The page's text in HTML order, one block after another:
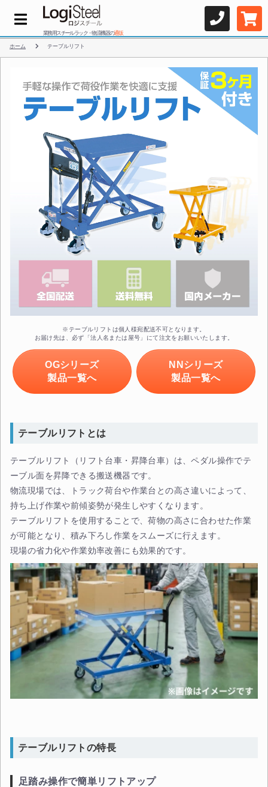
業務用スチールラック・物流機器の通販
ホーム テーブルリフト
※テーブルリフトは個人様宛配送不可となります。
お届け先は、必ず「法人名または屋号」にて注文をお願いいたします。
OGシリーズ
製品一覧へ
NNシリーズ
製品一覧へ
テーブルリフトとは
テーブルリフト（リフト台車・昇降台車）は、ペダル操作でテ
ーブル面を昇降できる搬送機器です。
物流現場では、トラック荷台や作業台との高さ違いによって、
持ち上げ作業や前傾姿勢が発生しやすくなります。
テーブルリフトを使用することで、荷物の高さに合わせた作業
が可能となり、積み下ろし作業をスムーズに行えます。
現場の省力化や作業効率改善にも効果的です。
テーブルリフトの特長
足踏み操作で簡単リフトアップ